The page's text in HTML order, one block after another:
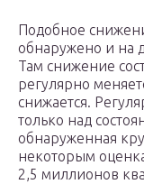
Подобное
обнаружено и на
Там снижение
регулярно
снижается.
только над
обнаруженная
некоторым
2,5 миллионов